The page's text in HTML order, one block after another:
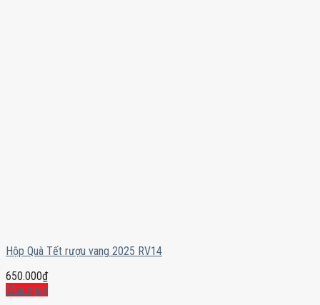
Hộp Quà Tết rượu vang 2025 RV14
650.000₫
Mua ngay